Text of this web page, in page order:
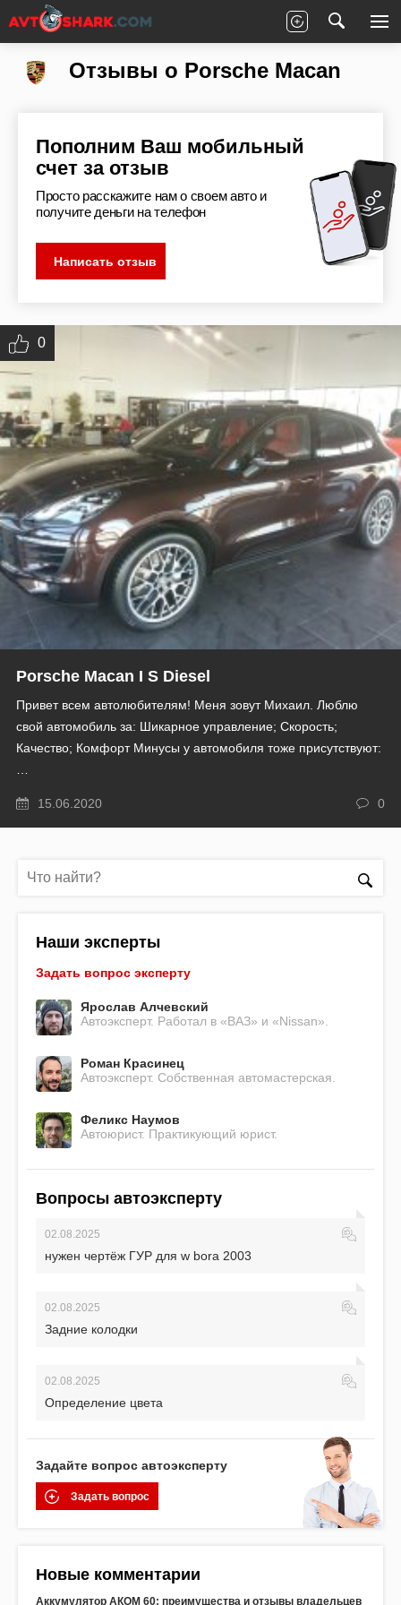
Главная Отзывы Macan
Отзывы о Porsche Macan
Пополним Ваш мобильный
счет за отзыв
Просто расскажите нам о своем авто и
получите деньги на телефон
Написать отзыв
0
Porsche Macan I S Diesel
Привет всем автолюбителям! Меня зовут Михаил. Люблю
свой автомобиль за: Шикарное управление; Скорость;
Качество; Комфорт Минусы у автомобиля тоже присутствуют:
15.06.2020 0
Наши эксперты
Задать вопрос эксперту
Ярослав Алчевский
Автоэксперт. Работал в «ВАЗ» и «Nissan».
Роман Красинец
Автоэксперт. Собственная автомастерская.
Феликс Наумов
Автоюрист. Практикующий юрист.
Вопросы автоэксперту
02.08.2025
нужен чертёж ГУР для w bora 2003
02.08.2025
Задние колодки
02.08.2025
Определение цвета
Задайте вопрос автоэксперту
Задать вопрос
Новые комментарии
Аккумулятор АКОМ 60: преимущества и отзывы владельцев